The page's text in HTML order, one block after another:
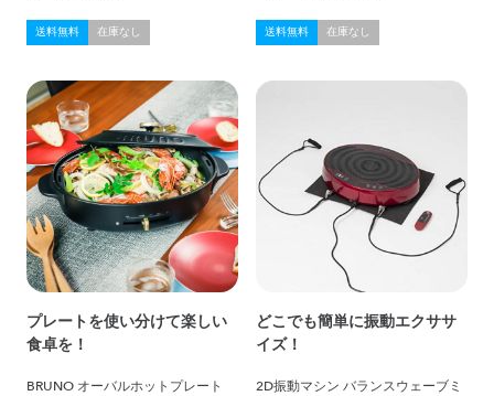
送料無料 在庫なし 送料無料 在庫なし
プレートを使い分けて楽しい
食卓を！
BRUNO オーバルホットプレート
どこでも簡単に振動エクササ
イズ！
2D振動マシン バランスウェーブミ